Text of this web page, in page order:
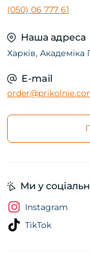
(050) 06 777 61
Наша адреса
Харків, Академіка
E-mail
Ми у
Instagram
TikTok